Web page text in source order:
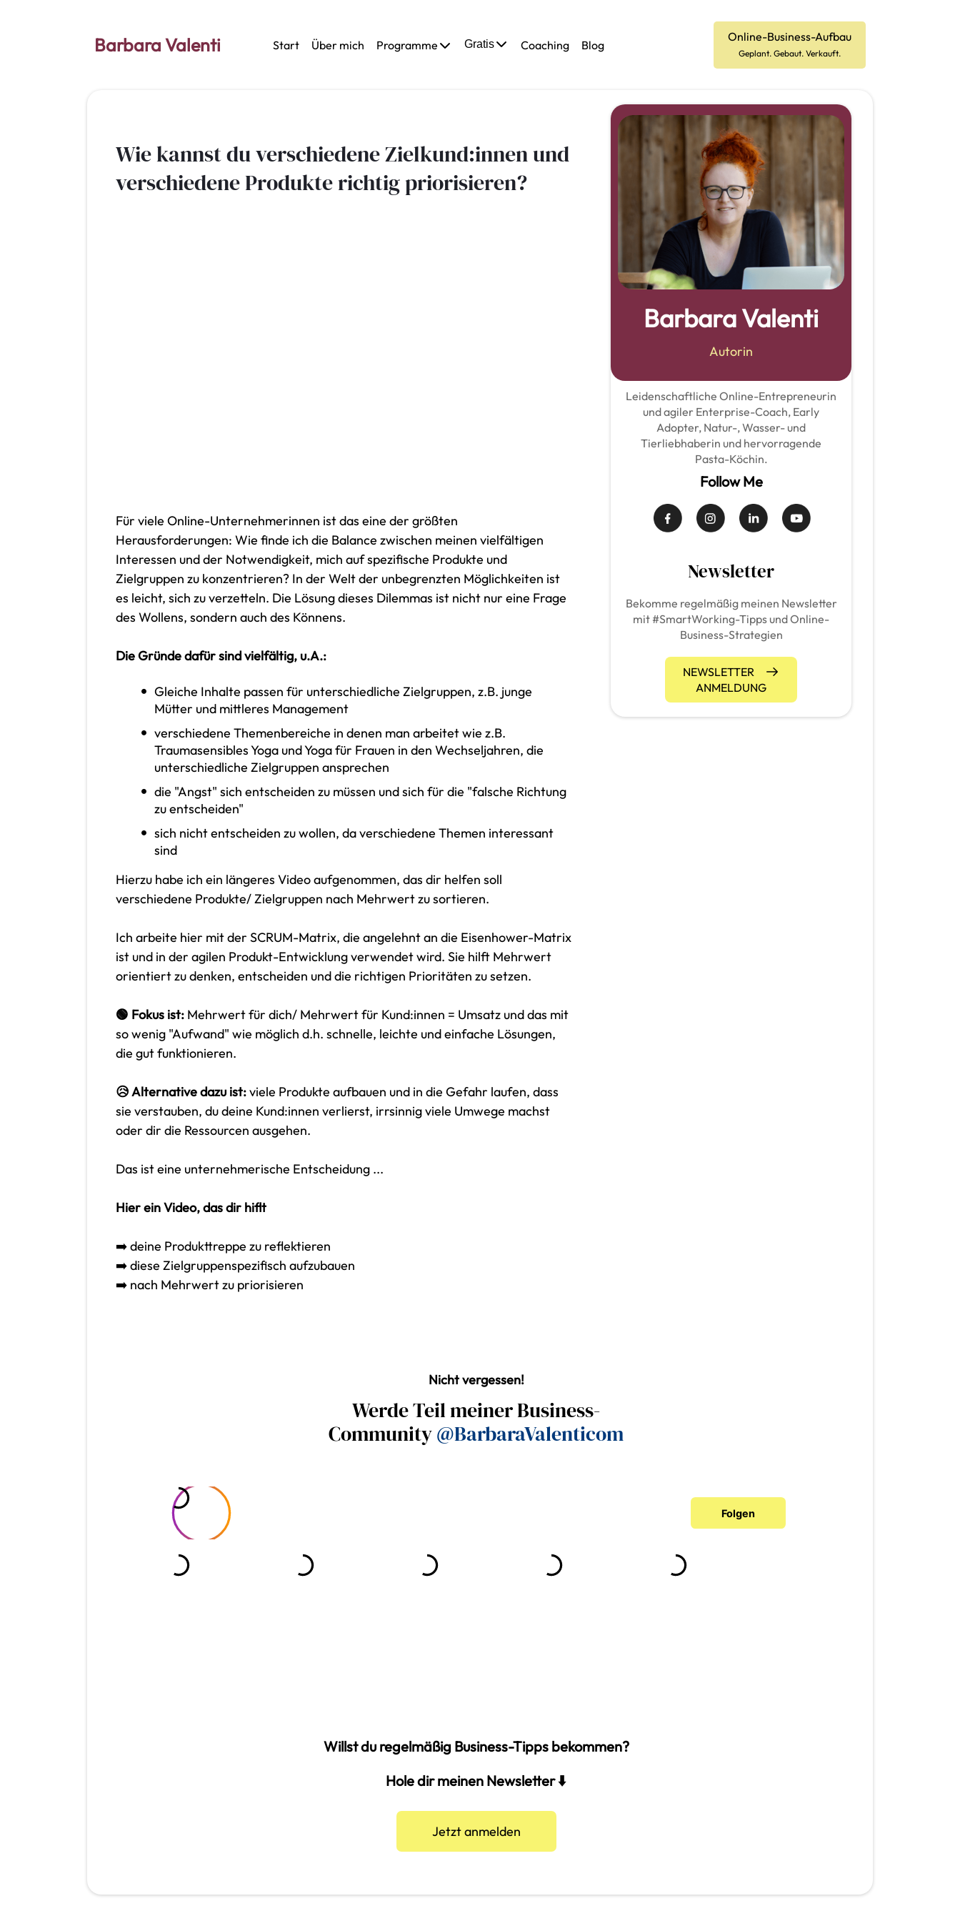
Barbara Valenti Start Über mich Programme Gratis Coaching Blog
Online-Business-Aufbau
Geplant. Gebaut. Verkauft.
Wie kannst du verschiedene Zielkund:innen und
verschiedene Produkte richtig priorisieren?
Für viele Online-Unternehmerinnen ist das eine der größten
Herausforderungen: Wie finde ich die Balance zwischen meinen vielfältigen
Interessen und der Notwendigkeit, mich auf spezifische Produkte und
Zielgruppen zu konzentrieren? In der Welt der unbegrenzten Möglichkeiten ist
es leicht, sich zu verzetteln. Die Lösung dieses Dilemmas ist nicht nur eine Frage
des Wollens, sondern auch des Könnens.
Die Gründe dafür sind vielfältig, u.A.:
Gleiche Inhalte passen für unterschiedliche Zielgruppen, z.B. junge
Mütter und mittleres Management
verschiedene Themenbereiche in denen man arbeitet wie z.B.
Traumasensibles Yoga und Yoga für Frauen in den Wechseljahren, die
unterschiedliche Zielgruppen ansprechen
die "Angst" sich entscheiden zu müssen und sich für die "falsche Richtung
zu entscheiden"
sich nicht entscheiden zu wollen, da verschiedene Themen interessant
sind
Hierzu habe ich ein längeres Video aufgenommen, das dir helfen soll
verschiedene Produkte/ Zielgruppen nach Mehrwert zu sortieren.
Ich arbeite hier mit der SCRUM-Matrix, die angelehnt an die Eisenhower-Matrix
ist und in der agilen Produkt-Entwicklung verwendet wird. Sie hilft Mehrwert
orientiert zu denken, entscheiden und die richtigen Prioritäten zu setzen.
🟢 Fokus ist: Mehrwert für dich/ Mehrwert für Kund:innen = Umsatz und das mit
so wenig "Aufwand" wie möglich d.h. schnelle, leichte und einfache Lösungen,
die gut funktionieren.
😥 Alternative dazu ist:viele Produkte aufbauen und in die Gefahr laufen, dass
sie verstauben, du deine Kund:innen verlierst, irrsinnig viele Umwege machst
oder dir die Ressourcen ausgehen.
Das ist eine unternehmerische Entscheidung ...
Hier ein Video, das dir hiflt
➡️ deine Produkttreppe zu reflektieren
➡️ diese Zielgruppenspezifisch aufzubauen
➡️ nach Mehrwert zu priorisieren
Barbara Valenti
Autorin
Leidenschaftliche Online-Entrepreneurin
und agiler Enterprise-Coach, Early
Adopter, Natur-, Wasser- und
Tierliebhaberin und hervorragende
Pasta-Köchin.
Follow Me
Newsletter
Bekomme regelmäßig meinen Newsletter
mit #SmartWorking-Tipps und Online-
Business-Strategien
NEWSLETTER
ANMELDUNG
Nicht vergessen!
Werde Teil meiner Business-
Community@BarbaraValenticom
Willst du regelmäßig Business-Tipps bekommen?
Hole dir meinen Newsletter ⬇️
Jetzt anmelden